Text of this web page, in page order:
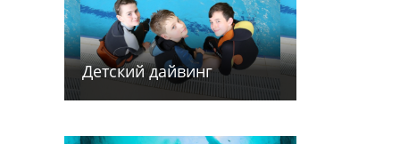
Детский дайв­­инг